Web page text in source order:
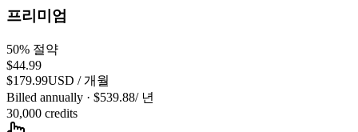
프리미엄
50% 절약
$44.99
$179.99USD /개월
Billed annually · $539.88/ 년
30,000 credits